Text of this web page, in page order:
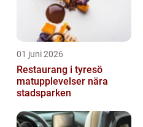
01 juni 2026
Restaurang i tyresö
matupplevelser nära
stadsparken